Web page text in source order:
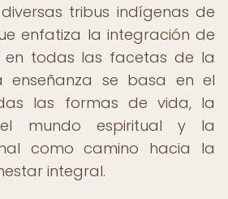
tribus indígenas de
enfatiza la integración de
en todas las facetas de la
enseñanza se basa en el
las formas de vida, la
mundo espiritual y la
como camino hacia la
integral.